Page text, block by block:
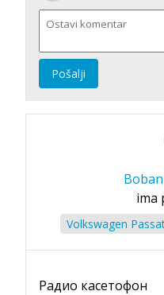
Pošalji
ima
Volkswagen
Радио касетофон